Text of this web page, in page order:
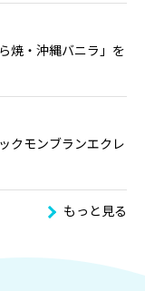
焼・沖縄バニラ」を
クモンブランエクレ
もっと見る